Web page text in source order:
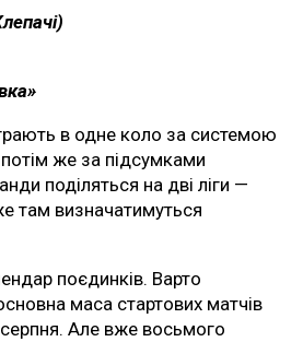
в одне коло за системою
же за підсумками
поділяться на дві ліги —
там визначатимуться
поєдинків. Варто
маса стартових матчів
Але вже восьмого